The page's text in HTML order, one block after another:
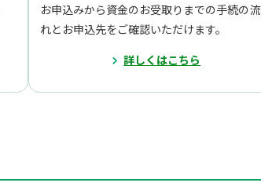
お申込みから資金のお受取りまでの手続の流
れとお申込先をご確認いただけます。
詳しくはこちら